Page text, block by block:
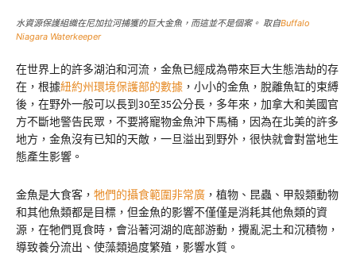
水資源保護組織在尼加拉河捕獲的巨大金魚，而這並不是個案。 取自Buffalo
Niagara Waterkeeper
在世界上的許多湖泊和河流，金魚已經成為帶來巨大生態浩劫的存
在，根據紐約州環境保護部的數據 ，小小的金魚，脫離魚缸的束縛
後，在野外一般可以長到30至35公分長，多年來，加拿大和美國官
方不斷地警告民眾，不要將寵物金魚沖下馬桶，因為在北美的許多
地方，金魚沒有已知的天敵，一旦溢出到野外，很快就會對當地生
態產生影響。
金魚是大食客， 牠們的攝食範圍非常廣 ，植物、昆蟲、甲殼類動物
和其他魚類都是目標，但金魚的影響不僅僅是消耗其他魚類的資
源，在牠們覓食時，會沿著河湖的底部游動，攪亂泥土和沉積物，
導致養分流出、使藻類過度繁殖，影響水質。